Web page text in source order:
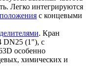
Легко интегрируются
с концевыми
. Кран
DN25 (1"), с
особенно
химических и